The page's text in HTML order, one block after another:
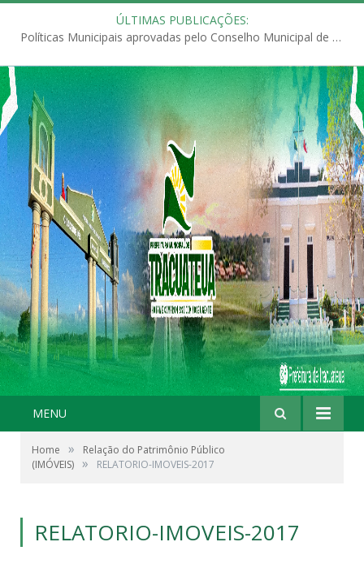
ÚLTIMAS PUBLICAÇÕES:
Políticas Municipais aprovadas pelo Conselho Municipal de Educação (CME)
MENU
Home »
Relação do Patrimônio Público
(IMÓVEIS) » RELATORIO-IMOVEIS-2017
RELATORIO-IMOVEIS-2017